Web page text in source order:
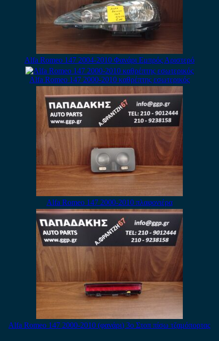
Alfa Romeo 147 2004-2010 Φανάρι Εμπρός Αριστερό
Alfa Romeo 147 2000-2010 καθρέπτης εσωτερικός
Alfa Romeo 147 2000-2010 πλαφονιέρα
Alfa Romeo 147 2000-2010 (φανάρι) 3ο Στοπ πίσω τζαμόπορτας